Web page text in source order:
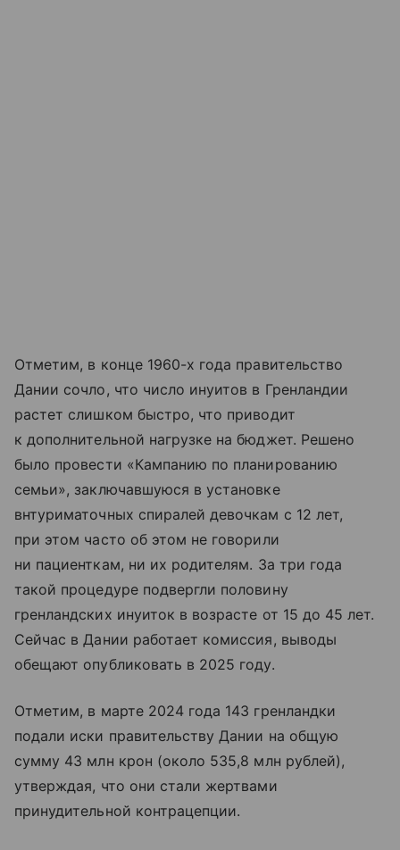
Отметим, в конце 1960-х года правительство
Дании сочло, что число инуитов в Гренландии
растет слишком быстро, что приводит
к дополнительной нагрузке на бюджет. Решено
было провести «Кампанию по планированию
семьи», заключавшуюся в установке
внтуриматочных спиралей девочкам с 12 лет,
при этом часто об этом не говорили
ни пациенткам, ни их родителям. За три года
такой процедуре подвергли половину
гренландских инуиток в возрасте от 15 до 45 лет.
Сейчас в Дании работает комиссия, выводы
обещают опубликовать в 2025 году.
Отметим, в марте 2024 года 143 гренландки
подали иски правительству Дании на общую
сумму 43 млн крон (около 535,8 млн рублей),
утверждая, что они стали жертвами
принудительной контрацепции.